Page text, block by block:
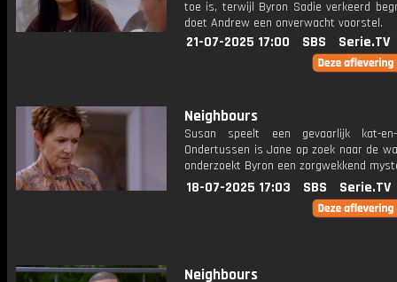
toe is, terwijl Byron Sadie verkeerd
doet Andrew een onverwacht voorstel.
21-07-2025 17:00 SBS Serie.TV
Neighbours
Susan speelt een gevaarlijk kat-en-
Ondertussen is Jane op zoek naar de
onderzoekt Byron een zorgwekkend
18-07-2025 17:03 SBS Serie.TV
Neighbours